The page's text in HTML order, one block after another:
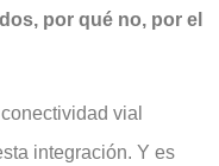
por qué no, por el
vial
integración. Y es